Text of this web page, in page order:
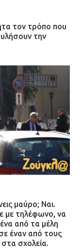
τον τρόπο που
την
μαύρο; Ναι.
με τηλέφωνο, να
από τα μέλη
έναν από τους
σχολεία.